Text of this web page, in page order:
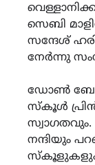
സെബി
സന്ദേശ്
നേർന്നു
ഡോൺ
സ്കൂൾ
സ്വാഗതവും.
നന്ദിയും
സ്കൂളുകളും,